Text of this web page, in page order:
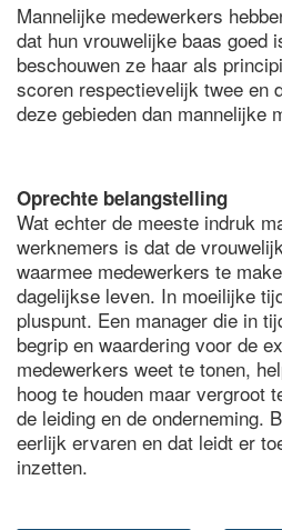
Mannelijke medewerkers
dat hun vrouwelijke baas goed
beschouwen ze haar als
scoren respectievelijk twee en
deze gebieden dan mannelijke
Oprechte belangstelling
Wat echter de meeste indruk
werknemers is dat de
waarmee medewerkers te
dagelijkse leven. In moeilijke
pluspunt. Een manager die in
begrip en waardering voor de
medewerkers weet te tonen,
hoog te houden maar vergroot
de leiding en de onderneming.
eerlijk ervaren en dat leidt er
inzetten.